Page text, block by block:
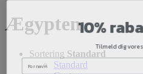
Ægypten
Sortering Standard
Standard
10%
Tilmeld dig